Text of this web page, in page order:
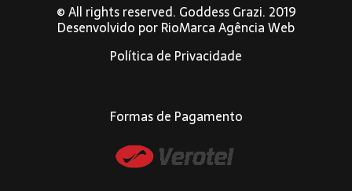
© All rights reserved. Goddess Grazi. 2019
Desenvolvido porRioMarca Agência Web
Política de Privacidade
Formas de Pagamento